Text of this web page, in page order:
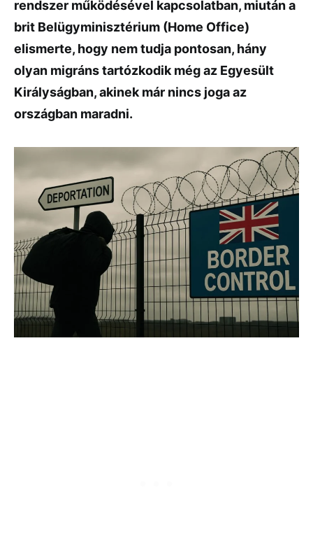
rendszer működésével kapcsolatban, miután a
brit Belügyminisztérium (Home Office)
elismerte, hogy nem tudja pontosan, hány
olyan migráns tartózkodik még az Egyesült
Királyságban, akinek már nincs joga az
országban maradni.